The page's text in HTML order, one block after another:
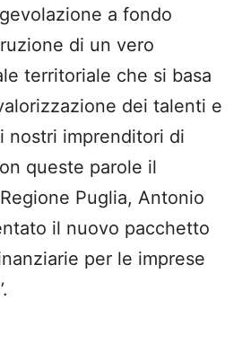
a fondo
di un vero
territoriale che si basa
dei talenti e
nostri imprenditori di
queste parole il
Puglia, Antonio
il nuovo pacchetto
per le imprese